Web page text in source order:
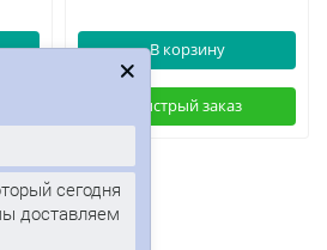
В корзину
Быстрый заказ
сегодня
доставляем